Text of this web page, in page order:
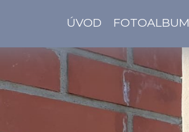
ÚVOD FOTOALBUM